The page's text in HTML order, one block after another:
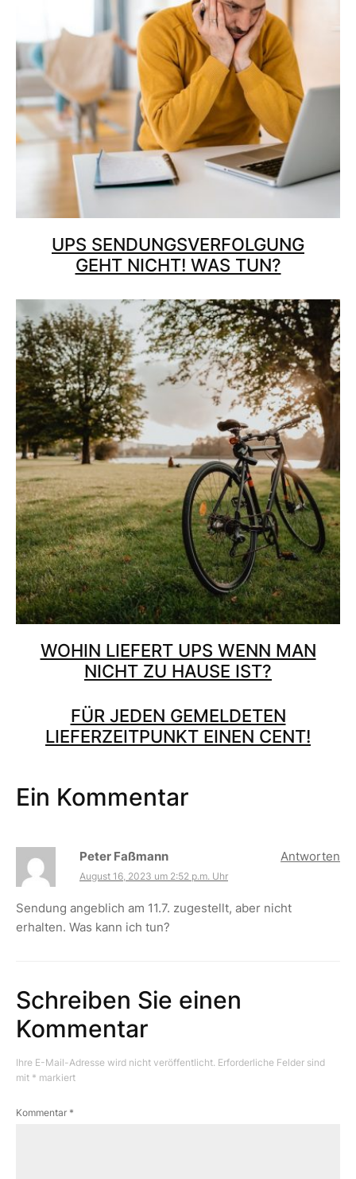
UPS SENDUNGSVERFOLGUNG
GEHT NICHT! WAS TUN?
WOHIN LIEFERT UPS WENN MAN
NICHT ZU HAUSE IST?
FÜR JEDEN GEMELDETEN
LIEFERZEITPUNKT EINEN CENT!
Ein Kommentar
Peter Faßmann
August 16, 2023 um 2:52 p.m. Uhr
Sendung angeblich am 11.7. zugestellt, aber nicht
erhalten. Was kann ich tun?
Antworten
Schreiben Sie einen
Kommentar
Ihre E-Mail-Adresse wird nicht veröffentlicht. Erforderliche Felder sind
mit * markiert
Kommentar *